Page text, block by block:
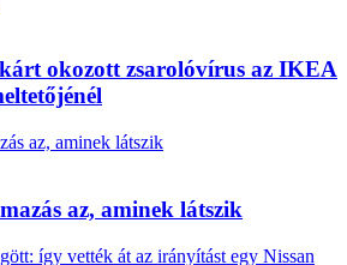
okozott zsarolóvírus az IKEA
az, aminek látszik